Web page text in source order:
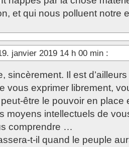
et qui nous polluent notre
janvier 2019 14 h 00 min :
sincèrement. Il est
vous exprimer librement,
être le pouvoir en place
moyens intellectuels de
comprendre …
t-il quand le peuple